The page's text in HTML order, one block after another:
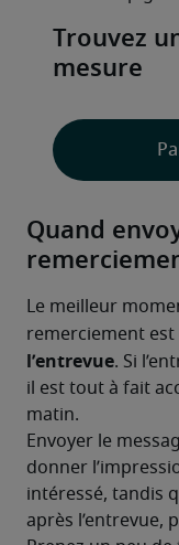
Trouvez
mesure
Quand
Le meilleur
remerciement est
l’entrevue. Si
il est tout à fait
matin.
Envoyer le
donner
intéressé, tandis
après l’entrevue,